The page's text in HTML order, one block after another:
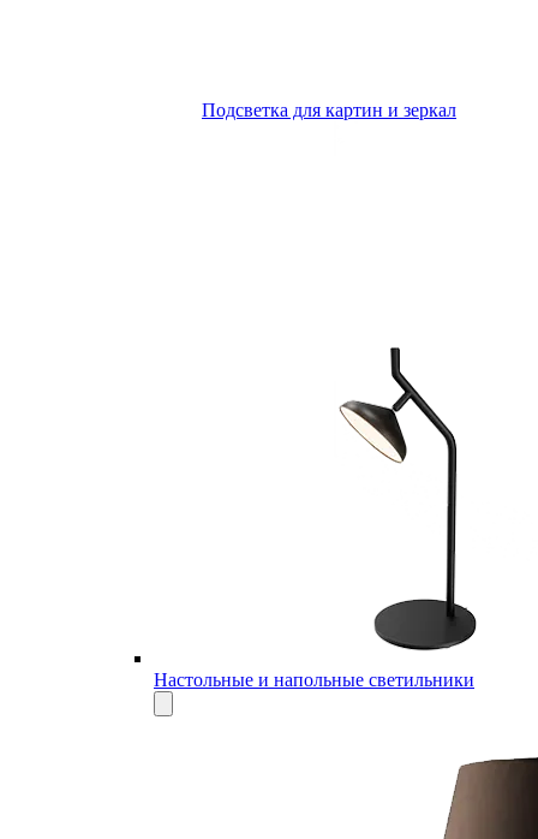
Подсветка для картин и зеркал
Настольные и напольные светильники